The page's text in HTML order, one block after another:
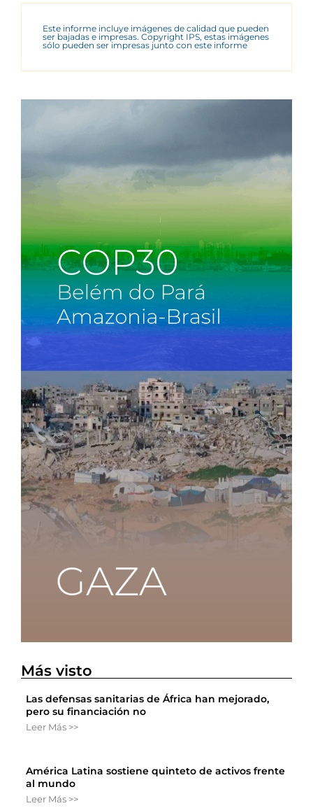
Este informe incluye imágenes de calidad que pueden
ser bajadas e impresas. Copyright IPS, estas imágenes
sólo pueden ser impresas junto con este informe
Más visto
Las defensas sanitarias de África han mejorado,
pero su financiación no
Leer Más >>
América Latina sostiene quinteto de activos frente
al mundo
Leer Más >>